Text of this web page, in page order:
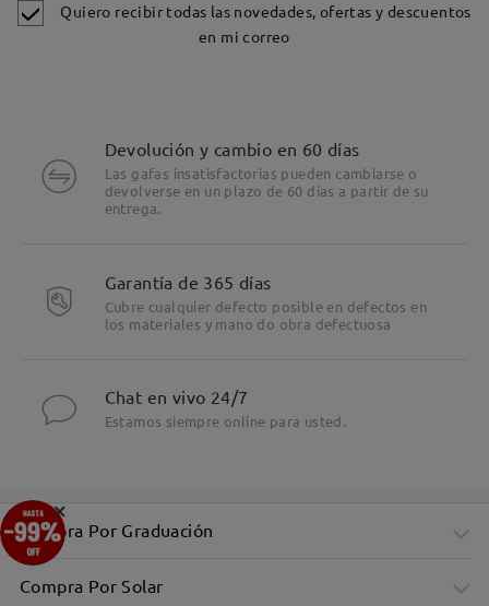
Quiero recibir todas las novedades, ofertas y descuentos
en mi correo
Devolución y cambio en 60 días
Las gafas insatisfactorias pueden cambiarse o
devolverse en un plazo de 60 días a partir de su
entrega.
Garantía de 365 días
Cubre cualquier defecto posible en defectos en
los materiales y mano do obra defectuosa
Chat en vivo 24/7
Estamos siempre online para usted.
Compra Por Graduación
Compra Por Solar
×